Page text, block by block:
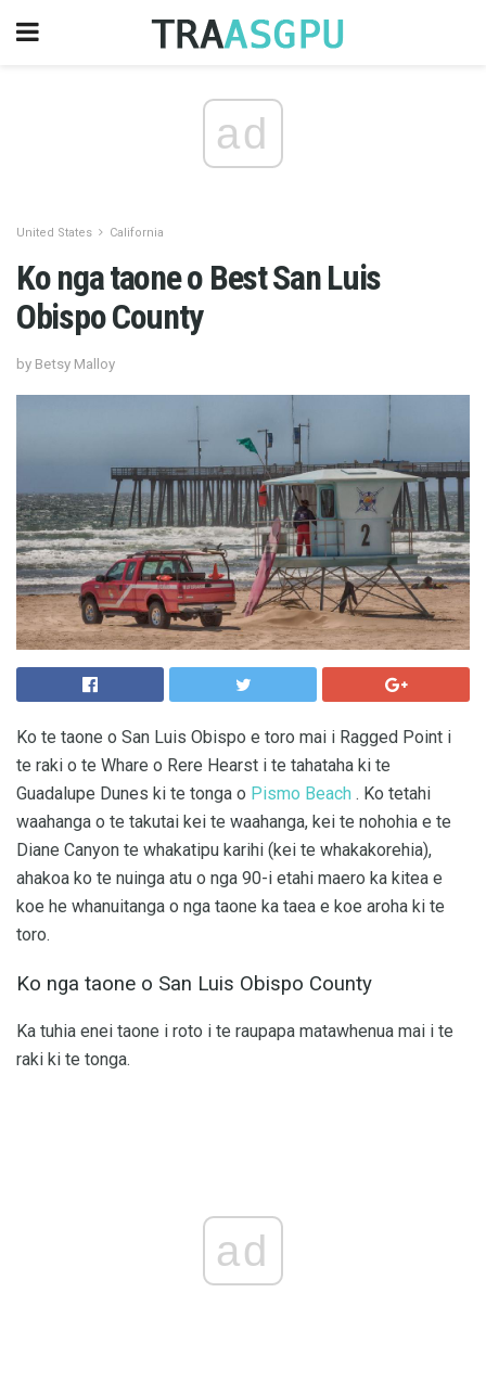
ad
United States California
Ko nga taone o Best San Luis
Obispo County
by Betsy Malloy
Ko te taone o San Luis Obispo e toro mai i Ragged Point i
te raki o te Whare o Rere Hearst i te tahataha ki te
Guadalupe Dunes ki te tonga o Pismo Beach . Ko tetahi
waahanga o te takutai kei te waahanga, kei te nohohia e te
Diane Canyon te whakatipu karihi (kei te whakakorehia),
ahakoa ko te nuinga atu o nga 90-i etahi maero ka kitea e
koe he whanuitanga o nga taone ka taea e koe aroha ki te
toro.
Ko nga taone o San Luis Obispo County
Ka tuhia enei taone i roto i te raupapa matawhenua mai i te
raki ki te tonga.
ad